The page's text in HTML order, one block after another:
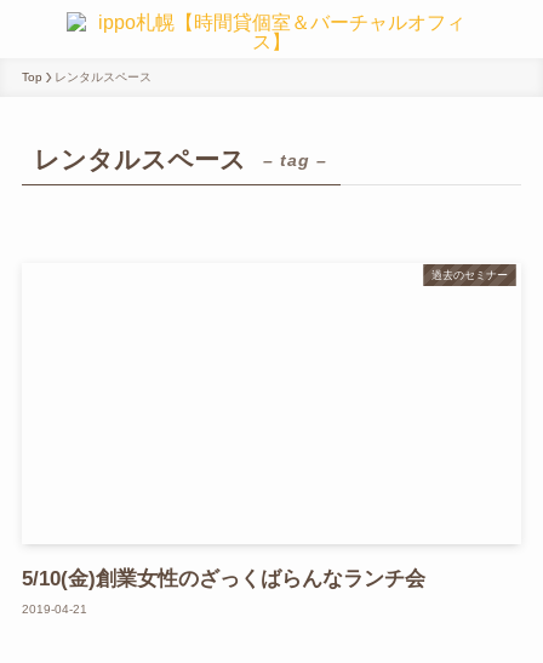
Top レンタルスペース
レンタルスペース – tag –
過去のセミナー
5/10(金)創業女性のざっくばらんなランチ会
2019-04-21